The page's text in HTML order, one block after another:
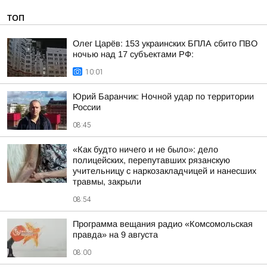
ТОП
Олег Царёв: 153 украинских БПЛА сбито ПВО
ночью над 17 субъектами РФ:
10:01
Юрий Баранчик: Ночной удар по территории
России
08:45
«Как будто ничего и не было»: дело
полицейских, перепутавших рязанскую
учительницу с наркозакладчицей и нанесших
травмы, закрыли
08:54
Программа вещания радио «Комсомольская
правда» на 9 августа
08:00